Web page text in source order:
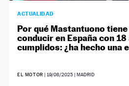
ACTUALIDAD
Por qué Mastantuono
conducir en España con
cumplidos: ¿ha hecho una
EL MOTOR | 19/08/2025 | MADRID